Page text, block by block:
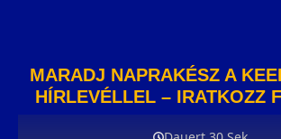
MARADJ NAPRAKÉSZ A
HÍRLEVÉLLEL – IRATKOZZ